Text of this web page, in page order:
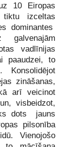
10 Eiropas
izceltas
dominantes
vadlīnijas
paaudzei, to
Konsolidējot
zināšanas,
arī veicinot
visbeidzot,
dots jauns
pilsonība
Vienojošo